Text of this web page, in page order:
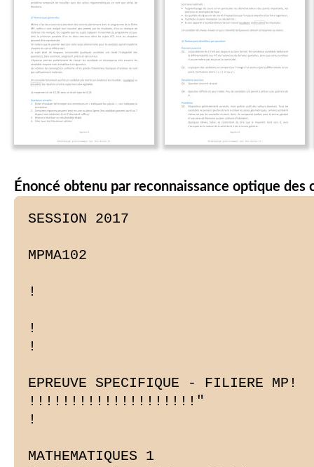
Énoncé obtenu par reconnaissance optique des
SESSION 2017
MPMA102
!
!
!
EPREUVE SPECIFIQUE - FILIERE MP!
!!!!!!!!!!!!!!!!!!!!"
!
MATHEMATIQUES 1